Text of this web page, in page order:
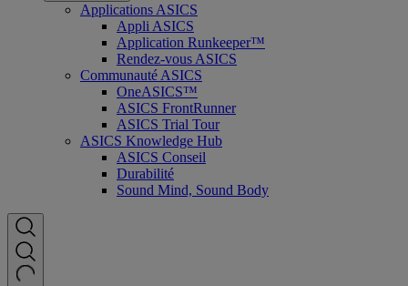
Applications ASICS
Appli ASICS
Application Runkeeper™
Rendez-vous ASICS
Communauté ASICS
OneASICS™
ASICS FrontRunner
ASICS Trial Tour
ASICS Knowledge Hub
ASICS Conseil
Durabilité
Sound Mind, Sound Body